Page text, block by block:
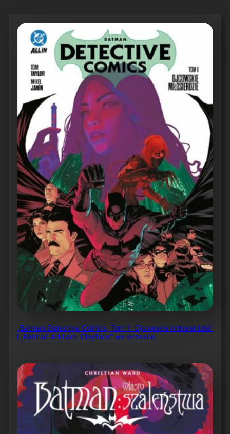
„Batman Detective Comics, Tom 1: Ojcowskie miłosierdzie”
i „Batman Arkham: Clayface” we wrześniu